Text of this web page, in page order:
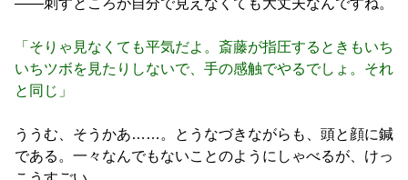
――刺すところが自分で見えなくても大丈夫なんですね。
「そりゃ見なくても平気だよ。斎藤が指圧するときもいち
いちツボを見たりしないで、手の感触でやるでしょ。それ
と同じ」
ううむ、そうかあ……。とうなづきながらも、頭と顔に鍼
である。一々なんでもないことのようにしゃべるが、けっ